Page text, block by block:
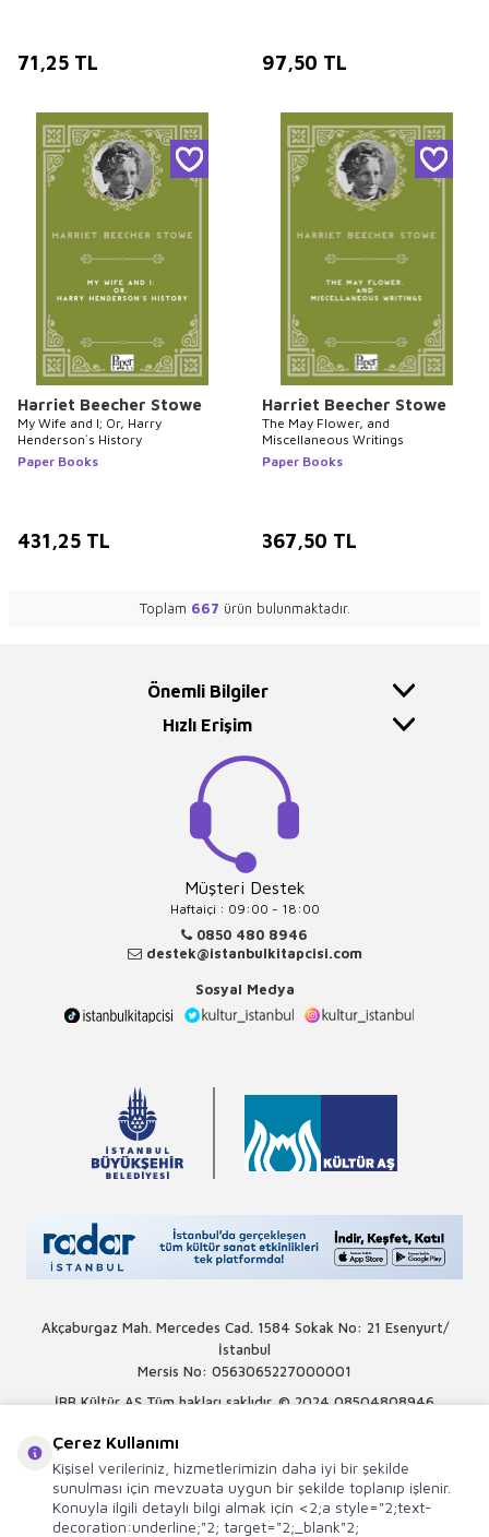
71,25 TL 97,50 TL
Harriet Beecher Stowe
My Wife and I; Or, Harry
Henderson`s History
Paper Books
431,25 TL
Harriet Beecher Stowe
The May Flower, and
Miscellaneous Writings
Paper Books
367,50 TL
Toplam 667 ürün bulunmaktadır.
Önemli Bilgiler
Hızlı Erişim
Müşteri Destek
Haftaiçi : 09:00 - 18:00
0850 480 8946
destek@istanbulkitapcisi.com
Sosyal Medya
Akçaburgaz Mah. Mercedes Cad. 1584 Sokak No: 21 Esenyurt/
İstanbul
Mersis No: 0563065227000001
İBB Kültür AŞ Tüm hakları saklıdır. © 2024 08504808946
Çerez Kullanımı
Kişisel verileriniz, hizmetlerimizin daha iyi bir şekilde
sunulması için mevzuata uygun bir şekilde toplanıp işlenir.
Konuyla ilgili detaylı bilgi almak için <2;a style="2;text-
decoration:underline;"2; target="2;_blank"2;